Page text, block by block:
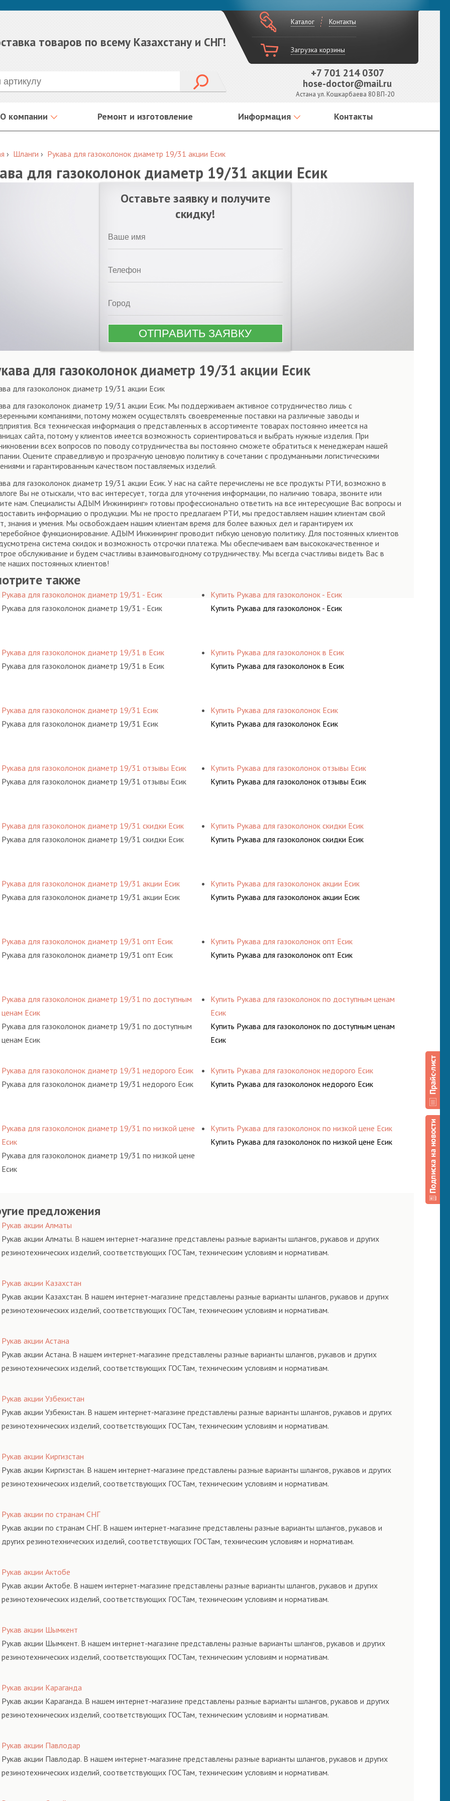
товаров по всему Казахстану и СНГ!
Каталог Контакты
Загрузка корзины
+7 701 214 0307
hose-doctor@mail.ru
Астана ул. Кошкарбаева 80 ВП-20
О компании Ремонт и изготовление Информация Контакты
› Шланги › Рукава для газоколонок диаметр 19/31 акции Есик
для газоколонок диаметр 19/31 акции Есик
Оставьте заявку и получите
скидку!
для газоколонок диаметр 19/31 акции Есик
для газоколонок диаметр 19/31 акции Есик
для газоколонок диаметр 19/31 акции Есик. Мы поддерживаем активное сотрудничество лишь с
компаниями, потому можем осуществлять своевременные поставки на различные заводы и
Вся техническая информация о представленных в ассортименте товарах постоянно имеется на
сайта, потому у клиентов имеется возможность сориентироваться и выбрать нужные изделия. При
всех вопросов по поводу сотрудничества вы постоянно сможете обратиться к менеджерам нашей
Оцените справедливую и прозрачную ценовую политику в сочетании с продуманными логистическими
и гарантированным качеством поставляемых изделий.
для газоколонок диаметр 19/31 акции Есик. У нас на сайте перечислены не все продукты РТИ, возможно в
Вы не отыскали, что вас интересует, тогда для уточнения информации, по наличию товара, звоните или
нам. Специалисты АДЫМ Инжиниринг» готовы профессионально ответить на все интересующие Вас вопросы и
информацию о продукции. Мы не просто предлагаем РТИ, мы предоставляем нашим клиентам свой
знания и умения. Мы освобождаем нашим клиентам время для более важных дел и гарантируем их
функционирование. АДЫМ Инжиниринг проводит гибкую ценовую политику. Для постоянных клиентов
система скидок и возможность отсрочки платежа. Мы обеспечиваем вам высококачественное и
обслуживание и будем счастливы взаимовыгодному сотрудничеству. Мы всегда счастливы видеть Вас в
наших постоянных клиентов!
также
Рукава для газоколонок диаметр 19/31 - Есик
Рукава для газоколонок диаметр 19/31 - Есик
Рукава для газоколонок диаметр 19/31 в Есик
Рукава для газоколонок диаметр 19/31 в Есик
Рукава для газоколонок диаметр 19/31 Есик
Рукава для газоколонок диаметр 19/31 Есик
Рукава для газоколонок диаметр 19/31 отзывы Есик
Рукава для газоколонок диаметр 19/31 отзывы Есик
Рукава для газоколонок диаметр 19/31 скидки Есик
Рукава для газоколонок диаметр 19/31 скидки Есик
Рукава для газоколонок диаметр 19/31 акции Есик
Рукава для газоколонок диаметр 19/31 акции Есик
Рукава для газоколонок диаметр 19/31 опт Есик
Рукава для газоколонок диаметр 19/31 опт Есик
Рукава для газоколонок диаметр 19/31 по доступным
ценам Есик
Рукава для газоколонок диаметр 19/31 по доступным
ценам Есик
Рукава для газоколонок диаметр 19/31 недорого Есик
Рукава для газоколонок диаметр 19/31 недорого Есик
Рукава для газоколонок диаметр 19/31 по низкой цене
Есик
Рукава для газоколонок диаметр 19/31 по низкой цене
Есик
Купить Рукава для газоколонок - Есик
Купить Рукава для газоколонок - Есик
Купить Рукава для газоколонок в Есик
Купить Рукава для газоколонок в Есик
Купить Рукава для газоколонок Есик
Купить Рукава для газоколонок Есик
Купить Рукава для газоколонок отзывы Есик
Купить Рукава для газоколонок отзывы Есик
Купить Рукава для газоколонок скидки Есик
Купить Рукава для газоколонок скидки Есик
Купить Рукава для газоколонок акции Есик
Купить Рукава для газоколонок акции Есик
Купить Рукава для газоколонок опт Есик
Купить Рукава для газоколонок опт Есик
Купить Рукава для газоколонок по доступным ценам
Есик
Купить Рукава для газоколонок по доступным ценам
Есик
Купить Рукава для газоколонок недорого Есик
Купить Рукава для газоколонок недорого Есик
Купить Рукава для газоколонок по низкой цене Есик
Купить Рукава для газоколонок по низкой цене Есик
предложения
Рукав акции Алматы
Рукав акции Алматы. В нашем интернет-магазине представлены разные варианты шлангов, рукавов и других
резинотехнических изделий, соответствующих ГОСТам, техническим условиям и нормативам.
Рукав акции Казахстан
Рукав акции Казахстан. В нашем интернет-магазине представлены разные варианты шлангов, рукавов и других
резинотехнических изделий, соответствующих ГОСТам, техническим условиям и нормативам.
Рукав акции Астана
Рукав акции Астана. В нашем интернет-магазине представлены разные варианты шлангов, рукавов и других
резинотехнических изделий, соответствующих ГОСТам, техническим условиям и нормативам.
Рукав акции Узбекистан
Рукав акции Узбекистан. В нашем интернет-магазине представлены разные варианты шлангов, рукавов и других
резинотехнических изделий, соответствующих ГОСТам, техническим условиям и нормативам.
Рукав акции Киргизстан
Рукав акции Киргизстан. В нашем интернет-магазине представлены разные варианты шлангов, рукавов и других
резинотехнических изделий, соответствующих ГОСТам, техническим условиям и нормативам.
Рукав акции по странам СНГ
Рукав акции по странам СНГ. В нашем интернет-магазине представлены разные варианты шлангов, рукавов и
других резинотехнических изделий, соответствующих ГОСТам, техническим условиям и нормативам.
Рукав акции Актобе
Рукав акции Актобе. В нашем интернет-магазине представлены разные варианты шлангов, рукавов и других
резинотехнических изделий, соответствующих ГОСТам, техническим условиям и нормативам.
Рукав акции Шымкент
Рукав акции Шымкент. В нашем интернет-магазине представлены разные варианты шлангов, рукавов и других
резинотехнических изделий, соответствующих ГОСТам, техническим условиям и нормативам.
Рукав акции Караганда
Рукав акции Караганда. В нашем интернет-магазине представлены разные варианты шлангов, рукавов и других
резинотехнических изделий, соответствующих ГОСТам, техническим условиям и нормативам.
Рукав акции Павлодар
Рукав акции Павлодар. В нашем интернет-магазине представлены разные варианты шлангов, рукавов и других
резинотехнических изделий, соответствующих ГОСТам, техническим условиям и нормативам.